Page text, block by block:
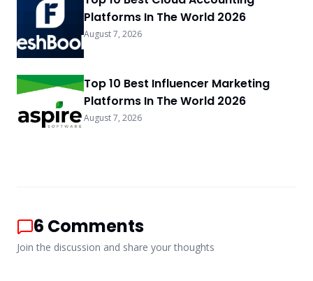
Platforms In The World 2026
August 7, 2026
Top 10 Best Influencer Marketing
Platforms In The World 2026
August 7, 2026
6 Comments
Join the discussion and share your thoughts